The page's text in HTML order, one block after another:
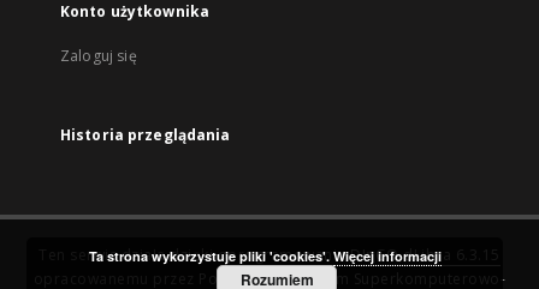
Konto użytkownika
Zaloguj się
Historia przeglądania
Ten serwis działa dzięki oprogramowaniuDInGO dLibra 6.3.15
Poznańskie Centrum Superkomputerowo-
Ta strona wykorzystuje pliki 'cookies'. Więcej informacji
Rozumiem